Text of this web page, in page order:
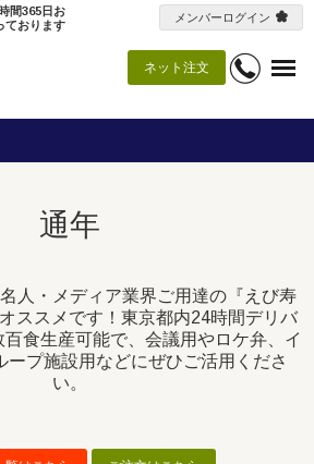
ネット注文
間365日お
ております
メンバーログイン
通年
人・メディア業界ご用達の『えび寿
ススメです！東京都内24時間デリバ
食生産可能で、会議用やロケ弁、イ
ープ施設用などにぜひご活用くださ
い。